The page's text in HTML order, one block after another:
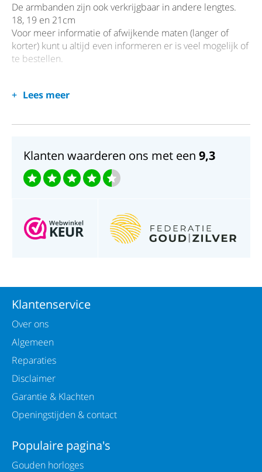
De armbanden zijn ook verkrijgbaar in andere lengtes.
18, 19 en 21cm
Voor meer informatie of afwijkende maten (langer of
korter) kunt u altijd even informeren er is veel mogelijk of
te bestellen.
Lees meer
Klanten waarderen ons met een 9,3
Klantenservice
Over ons
Algemeen
Reparaties
Disclaimer
Garantie & Klachten
Openingstijden & contact
Populaire pagina's
Gouden horloges